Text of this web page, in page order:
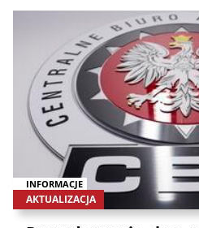
INFORMACJE
AKTUALIZACJA